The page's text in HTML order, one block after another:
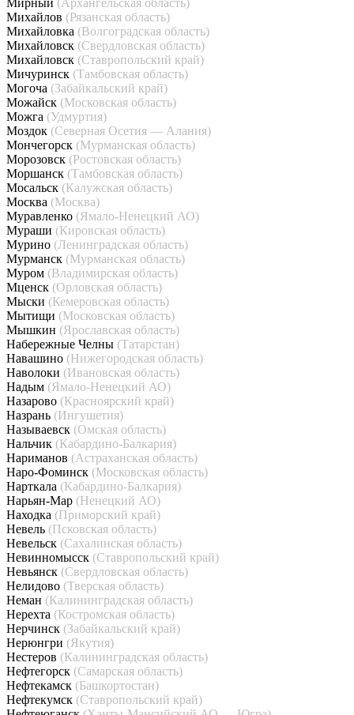
Мирный (Архангельская область)
Михайлов (Рязанская область)
Михайловка (Волгоградская область)
Михайловск (Свердловская область)
Михайловск (Ставропольский край)
Мичуринск (Тамбовская область)
Могоча (Забайкальский край)
Можайск (Московская область)
Можга (Удмуртия)
Моздок (Северная Осетия — Алания)
Мончегорск (Мурманская область)
Морозовск (Ростовская область)
Моршанск (Тамбовская область)
Мосальск (Калужская область)
Москва (Москва)
Муравленко (Ямало-Ненецкий АО)
Мураши (Кировская область)
Мурино (Ленинградская область)
Мурманск (Мурманская область)
Муром (Владимирская область)
Мценск (Орловская область)
Мыски (Кемеровская область)
Мытищи (Московская область)
Мышкин (Ярославская область)
Набережные Челны (Татарстан)
Навашино (Нижегородская область)
Наволоки (Ивановская область)
Надым (Ямало-Ненецкий АО)
Назарово (Красноярский край)
Назрань (Ингушетия)
Называевск (Омская область)
Нальчик (Кабардино-Балкария)
Нариманов (Астраханская область)
Наро-Фоминск (Московская область)
Нарткала (Кабардино-Балкария)
Нарьян-Мар (Ненецкий АО)
Находка (Приморский край)
Невель (Псковская область)
Невельск (Сахалинская область)
Невинномысск (Ставропольский край)
Невьянск (Свердловская область)
Нелидово (Тверская область)
Неман (Калининградская область)
Нерехта (Костромская область)
Нерчинск (Забайкальский край)
Нерюнгри (Якутия)
Нестеров (Калининградская область)
Нефтегорск (Самарская область)
Нефтекамск (Башкортостан)
Нефтекумск (Ставропольский край)